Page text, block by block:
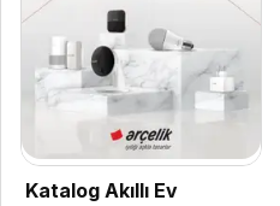
Katalog Akıllı Ev